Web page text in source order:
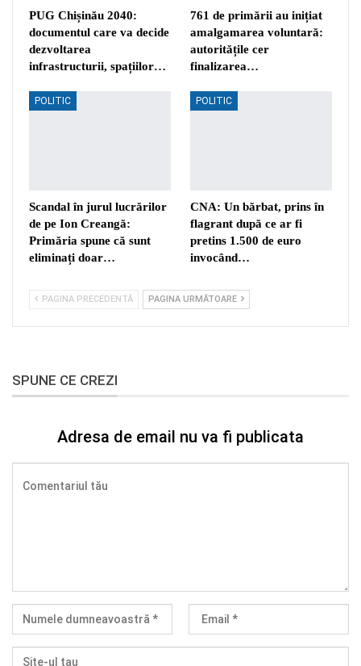
PUG Chișinău 2040:
documentul care va decide
dezvoltarea
infrastructurii, spațiilor…
761 de primării au inițiat
amalgamarea voluntară:
autoritățile cer
finalizarea…
POLITIC
Scandal în jurul lucrărilor
de pe Ion Creangă:
Primăria spune că sunt
eliminați doar…
POLITIC
CNA: Un bărbat, prins în
flagrant după ce ar fi
pretins 1.500 de euro
invocând…
PAGINA PRECEDENTĂ PAGINA URMĂTOARE
SPUNE CE CREZI
Adresa de email nu va fi publicata